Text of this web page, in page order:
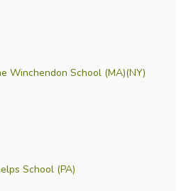
Winchendon School (MA)(NY)
School (PA)